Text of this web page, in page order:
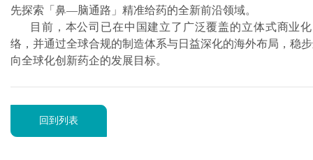
先探索「鼻—脑通路」精准给药的全新前沿领域。
目前，本公司已在中国建立了广泛覆盖的立体式商业
络，并通过全球合规的制造体系与日益深化的海外布局，稳
向全球化创新药企的发展目标。
回到列表